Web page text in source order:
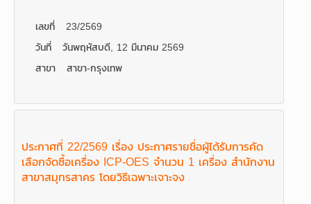
เลขที่
23/2569
วันที่
วันพฤหัสบดี, 12 มีนาคม 2569
สาขา
สาขา-กรุงเทพ
ประกาศที่ 22/2569 เรื่อง ประกาศรายชื่อผู้ได้รับการคัด
เลือกจัดซื้อเครื่อง ICP-OES จำนวน 1 เครื่อง สำนักงาน
สาขาสมุทรสาคร โดยวิธีเฉพาะเจาะจง